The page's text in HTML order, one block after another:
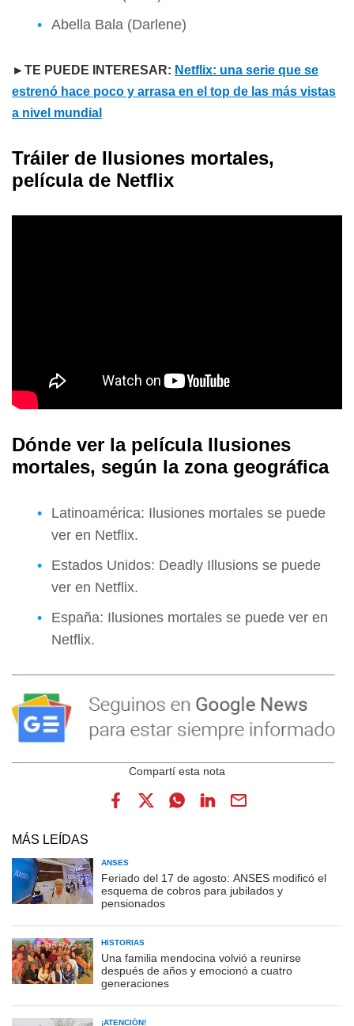
Abella Bala (Darlene)
►TE PUEDE INTERESAR: Netflix: una serie que se
estrenó hace poco y arrasa en el top de las más vistas
a nivel mundial
Tráiler de Ilusiones mortales,
película de Netflix
Dónde ver la película Ilusiones
mortales, según la zona geográfica
Latinoamérica: Ilusiones mortales se puede
ver en Netflix.
Estados Unidos: Deadly Illusions se puede
ver en Netflix.
España: Ilusiones mortales se puede ver en
Netflix.
MÁS LEÍDAS
ANSES
Feriado del 17 de agosto: ANSES modificó el
esquema de cobros para jubilados y
pensionados
HISTORIAS
Una familia mendocina volvió a reunirse
después de años y emocionó a cuatro
generaciones
¡ATENCIÓN!